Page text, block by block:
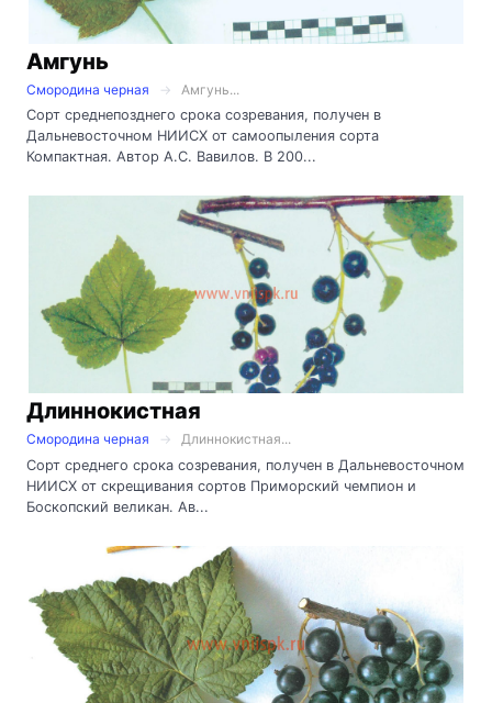
Амгунь
Смородина черная
Амгунь...
Сорт среднепозднего срока созревания, получен в
Дальневосточном НИИСХ от самоопыления сорта
Компактная. Автор А.С. Вавилов. В 200...
Длиннокистная
Смородина черная
Длиннокистная...
Сорт среднего срока созревания, получен в Дальневосточном
НИИСХ от скрещивания сортов Приморский чемпион и
Боскопский великан. Ав...